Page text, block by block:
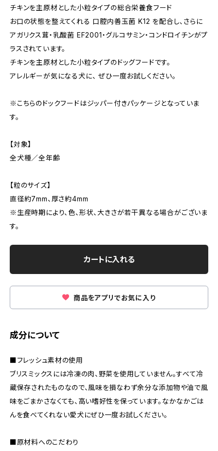
チキンを主原材とした小粒タイプの総合栄養食フード
お口の状態を整えてくれる 口腔内善玉菌 K12 を配合し、さらに
アガリクス茸・乳酸菌 EF2001・グルコサミン・コンドロイチンがプ
ラスされています。
チキンを主原材とした小粒タイプのドッグフードです。
アレルギーが気になる犬に、 ぜひ一度お試しください。
※こちらのドックフードはジッパー付きパッケージとなっていま
す。
【対象】
全犬種／全年齢
【粒のサイズ】
直径約7mm、厚さ約4mm
※生産時期により、色、形状、大きさが若干異なる場合がございま
す。
カートに入れる
商品をアプリでお気に入り
成分について
■フレッシュ素材の使用
ブリスミックスには冷凍の肉、野菜を使用していません。すべて冷
蔵保存されたものなので、風味を損なわず余分な添加物や油で風
味をごまかさなくても、高い嗜好性を保っています。なかなかごは
んを食べてくれない愛犬にぜひ一度お試しください。
■原材料へのこだわり